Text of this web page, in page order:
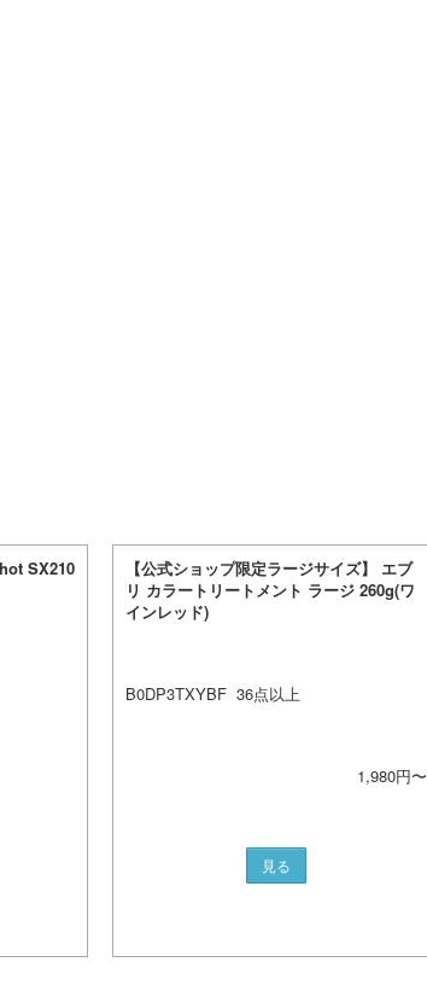
SX210
【公式ショップ限定ラージサイズ】 エブ
リ カラートリートメント ラージ 260g(ワ
インレッド)
B0DP3TXYBF 36点以上
1,980円〜
見る